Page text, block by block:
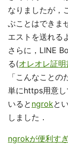
なりましたが，
ぶことはできま
エストを送れる
さらに，LINE
る(オレオレ証明
「こんなこと
単にhttps用意し
いると ngrokと
しました．
ngrokが便利す